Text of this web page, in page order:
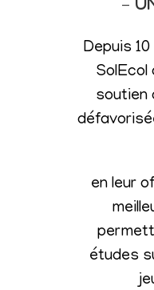
–
Depuis
SolEcol
soutien
en leur
études